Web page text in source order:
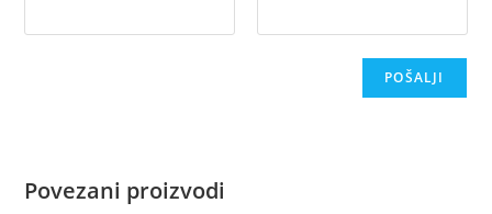
Povezani proizvodi